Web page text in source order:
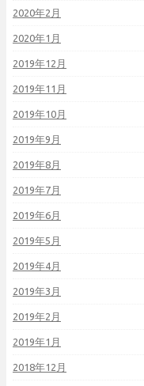
2020年2月
2020年1月
2019年12月
2019年11月
2019年10月
2019年9月
2019年8月
2019年7月
2019年6月
2019年5月
2019年4月
2019年3月
2019年2月
2019年1月
2018年12月